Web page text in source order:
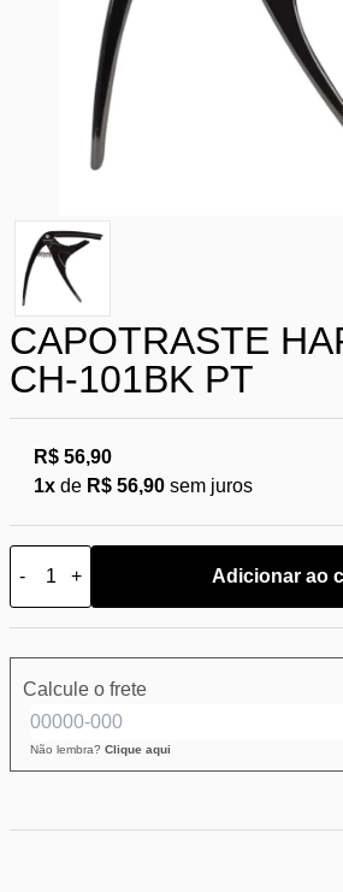
CAPOTRASTE
CH-101BK PT
R$ 56,90
1x de R$ 56,90 sem juros
- + Adicionar ao
Calcule o frete
Não lembra? Clique aqui